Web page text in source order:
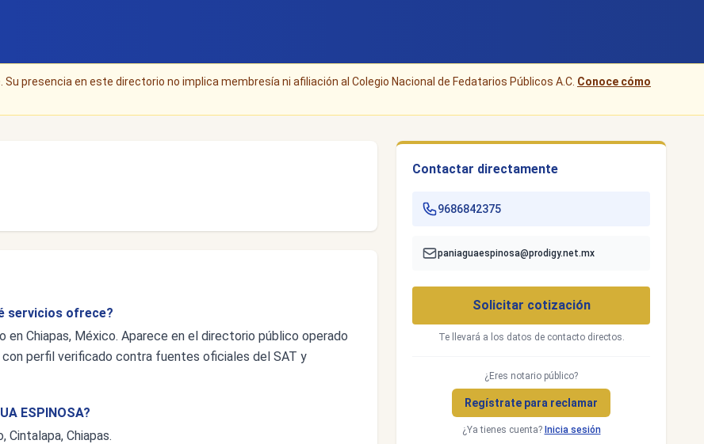
presencia en este directorio no implica membresía ni afiliación al Colegio Nacional de Fedatarios Públicos A.C. Conoce cómo
servicios ofrece?
en Chiapas, México. Aparece en el directorio público operado
perfil verificado contra fuentes oficiales del SAT y
ESPINOSA?
Cintalapa, Chiapas.
Contactar directamente
9686842375
paniaguaespinosa@prodigy.net.mx
Solicitar cotización
Te llevará a los datos de contacto directos.
¿Eres notario público?
Regístrate para reclamar
¿Ya tienes cuenta? Inicia sesión